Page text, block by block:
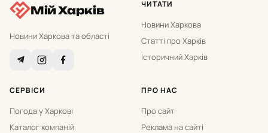
Мій Харків
Новини Харкова та області
ЧИТАТИ
Новини Харкова
Статті про Харків
Історичний Харків
СЕРВІСИ
Погода у Харкові
Каталог компаній
ПРО НАС
Про сайт
Реклама на сайті